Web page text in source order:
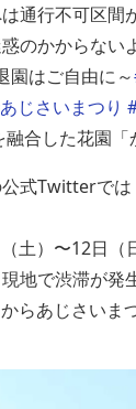
通行不可区間
のかからない
園はご自由に～
じさいまつり
合した花園
式Twitterで
土）〜12日（
地で渋滞が発
らあじさいま